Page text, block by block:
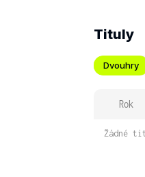
Tituly
Dvouhry
Rok
Žádné